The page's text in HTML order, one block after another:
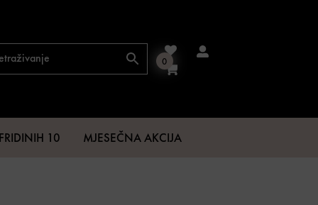
0
10 MJESEČNA AKCIJA